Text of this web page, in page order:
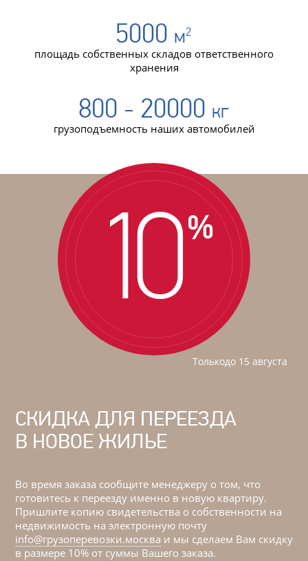
5000 м2
площадь собственных складов ответственного
хранения
800 - 20000 кг
грузоподъемность наших автомобилей
Толькодо 15 августа
СКИДКА ДЛЯ ПЕРЕЕЗДА
В НОВОЕ ЖИЛЬЕ
Во время заказа сообщите менеджеру о том, что
готовитесь к переезду именно в новую квартиру.
Пришлите копию свидетельства о собственности на
недвижимость на электронную почту
info@грузоперевозки.москва и мы сделаем Вам скидку
в размере 10% от суммы Вашего заказа.
10 %